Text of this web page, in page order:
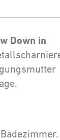
Down in